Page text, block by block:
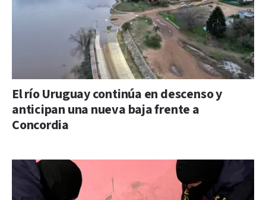
El río Uruguay continúa en descenso y
anticipan una nueva baja frente a
Concordia